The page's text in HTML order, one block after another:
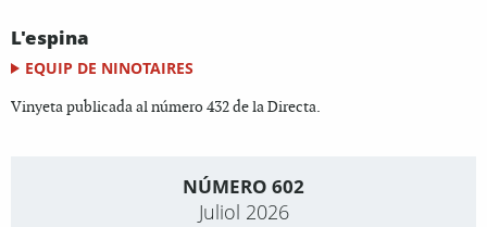
L'espina
EQUIP DE NINOTAIRES
Vinyeta publicada al número 432 de la Directa.
NÚMERO 602
Juliol 2026